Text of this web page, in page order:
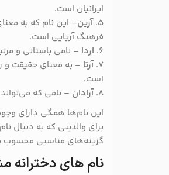
ایرانیان است.
5. آرین– این نام که به
فرهنگ آریایی است.
6. اردا – نامی باستانی و
7. آرتا – به معنای حقیقت
است.
8. آرادان – نامی که
این نام‌ها همگی دارای
برای والدینی که به دنبال
گزینه‌های مناسبی
نام های دخترانه